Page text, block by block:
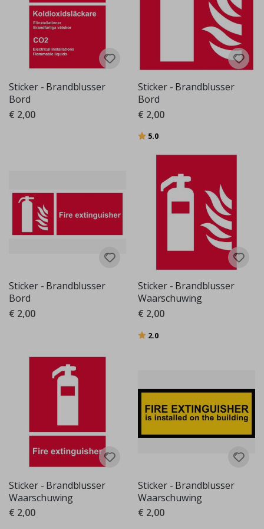
Sticker - Brandblusser
Bord
€ 2,00
Sticker - Brandblusser
Bord
€ 2,00
Beoordeling:
5.0
Sticker - Brandblusser
Bord
€ 2,00
Sticker - Brandblusser
Waarschuwing
€ 2,00
Beoordeling:
2.0
Sticker - Brandblusser
Waarschuwing
€ 2,00
Sticker - Brandblusser
Waarschuwing
€ 2,00